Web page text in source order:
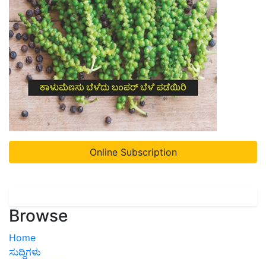
Online Subscription
Browse
Home
ಸುದ್ದಿಗಳು